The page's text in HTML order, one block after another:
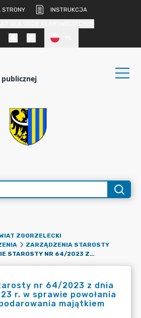
STRONY
INSTRUKCJA
ZGORZELECKI
ZARZĄDZENIA STAROSTY
ZARZĄDZENIE STAROSTY NR 64/2023 Z DNIA 29 WRZEŚNIA 2023 R. W SPRAWIE POWOŁANIA KOMISJI DS. GOSPODAROWANIA MAJĄTKIEM TRWAŁYM.
nr 64/2023 z dnia
r. w sprawie powołania
majątkiem